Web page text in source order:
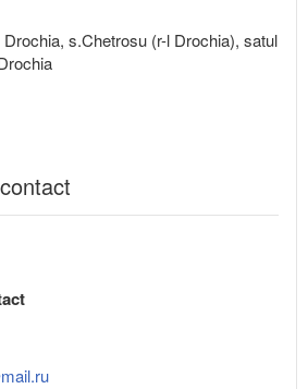
s.Chetrosu (r-l Drochia), satul